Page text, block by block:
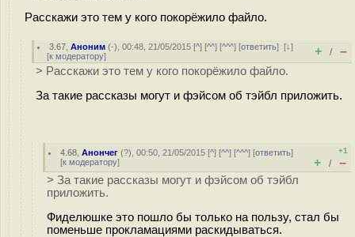
Расскажи это тем у кого покорёжило файло.
3.67 ,Аноним (-), 00:48, 21/05/2015 [^] [^^] [^^^] [ответить][↓]
[к модератору] + / –
> Расскажи это тем у кого покорёжило файло.
За такие рассказы могут и фэйсом об тэйбл приложить.
4.68 ,Анончег (?), 00:50, 21/05/2015 [^] [^^] [^^^] [ответить]
[к модератору]
+1
+ / –
> За такие рассказы могут и фэйсом об тэйбл
приложить.
Фиделюшке это пошло бы только на пользу, стал бы
поменьше прокламациями раскидываться.